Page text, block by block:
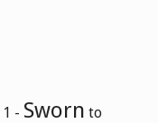
1 - Sworn to